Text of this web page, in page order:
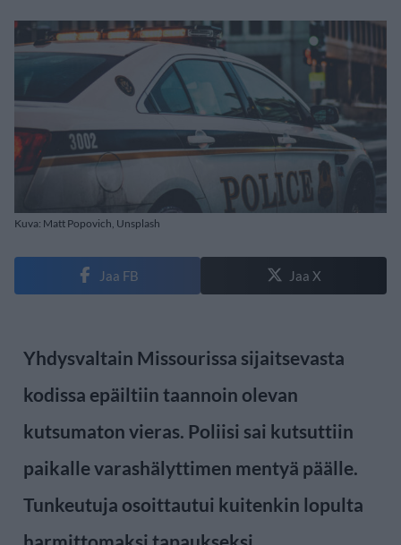
Kuva: Matt Popovich, Unsplash
Jaa FB Jaa X
Yhdysvaltain Missourissa sijaitsevasta
kodissa epäiltiin taannoin olevan
kutsumaton vieras. Poliisi sai kutsuttiin
paikalle varashälyttimen mentyä päälle.
Tunkeutuja osoittautui kuitenkin lopulta